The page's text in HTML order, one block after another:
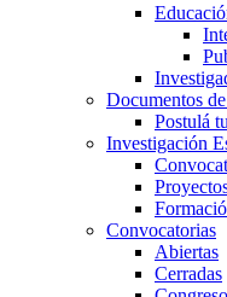
Documentos
Postulá
Investigación
Convocatorias
Abiertas
Cerradas